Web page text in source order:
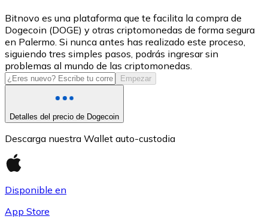
USD Coin
USDC
Litecoin
LTC
Bitnovo es una plataforma que te facilita la compra de
Dogecoin (DOGE) y otras criptomonedas de forma segura
en Palermo. Si nunca antes has realizado este proceso,
siguiendo tres simples pasos, podrás ingresar sin
problemas al mundo de las criptomonedas.
Empezar
Detalles del precio de Dogecoin
Descarga nuestra Wallet auto-custodia
Disponible en
App Store